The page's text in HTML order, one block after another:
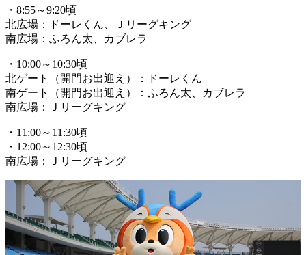
・8:55～9:20頃
北広場：ドーレくん、Ｊリーグキング
南広場：ふろん太、カブレラ
・10:00～10:30頃
北ゲート（開門お出迎え）：ドーレくん
南ゲート（開門お出迎え）：ふろん太、カブレラ
南広場：Ｊリーグキング
・11:00～11:30頃
・12:00～12:30頃
南広場：Ｊリーグキング